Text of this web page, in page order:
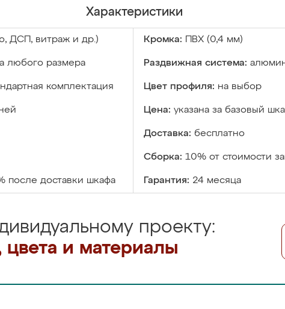
Характеристики
ДСП, витраж и др.) Кромка: ПВХ (0,4 мм)
любого размера Раздвижная система:
комплектация Цвет профиля: на выбор
Цена: указана за базовый
Доставка: бесплатно
Сборка: 10% от стоимости
после доставки шкафа Гарантия: 24 месяца
проекту:
и материалы